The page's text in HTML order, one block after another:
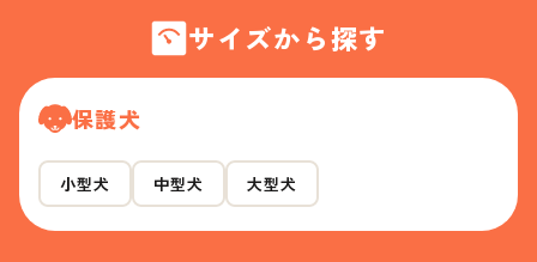
サイズから探す
保護犬
小型犬 中型犬 大型犬